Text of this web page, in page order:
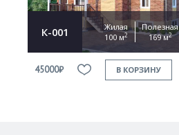
К-001
Жилая
100 м2
Полезная
169 м2
45000₽ В КОРЗИНУ